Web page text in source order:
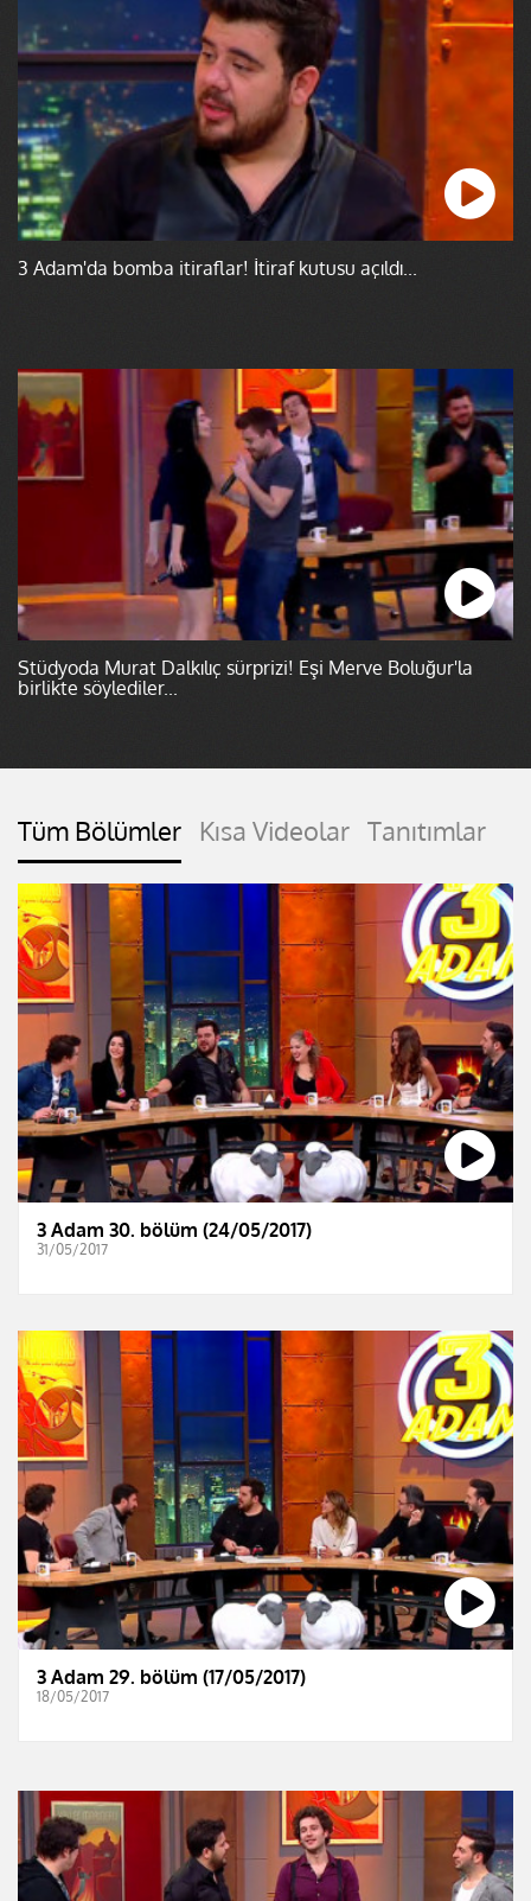
3 Adam'da bomba itiraflar! İtiraf kutusu açıldı...
Stüdyoda Murat Dalkılıç sürprizi! Eşi Merve Boluğur'la
birlikte söylediler...
Tüm Bölümler Kısa Videolar Tanıtımlar
3 Adam 30. bölüm (24/05/2017)
31/05/2017
3 Adam 29. bölüm (17/05/2017)
18/05/2017